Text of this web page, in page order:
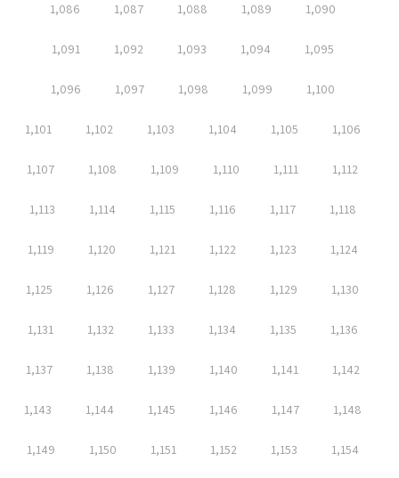
1,086 1,087 1,088 1,089 1,090
1,091 1,092 1,093 1,094 1,095
1,096 1,097 1,098 1,099 1,100
1,101 1,102 1,103 1,104 1,105 1,106
1,107 1,108 1,109 1,110 1,111 1,112
1,113 1,114 1,115 1,116 1,117 1,118
1,119 1,120 1,121 1,122 1,123 1,124
1,125 1,126 1,127 1,128 1,129 1,130
1,131 1,132 1,133 1,134 1,135 1,136
1,137 1,138 1,139 1,140 1,141 1,142
1,143 1,144 1,145 1,146 1,147 1,148
1,149 1,150 1,151 1,152 1,153 1,154